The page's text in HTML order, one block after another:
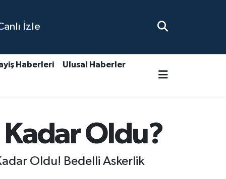
İzle
Haberleri Ulusal Haberler
Oldu?
Oldu! Bedelli Askerlik